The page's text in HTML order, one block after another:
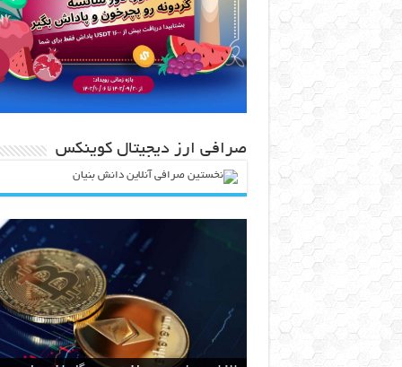
صرافی ارز دیجیتال کوینکس